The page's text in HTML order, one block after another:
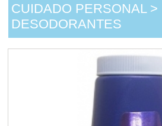
CUIDADO PERSONAL >
DESODORANTES